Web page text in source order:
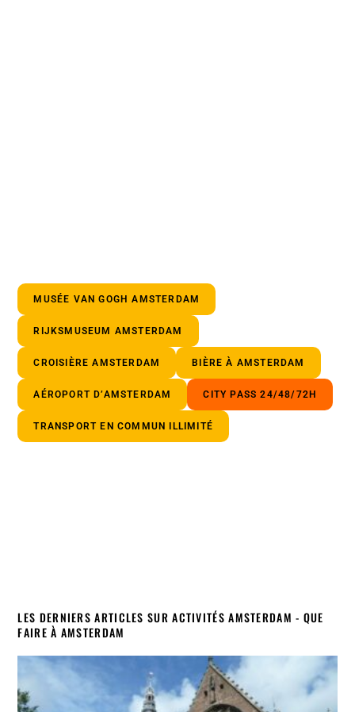
MUSÉE VAN GOGH AMSTERDAM
RIJKSMUSEUM AMSTERDAM
CROISIÈRE AMSTERDAM BIÈRE À AMSTERDAM
AÉROPORT D’AMSTERDAM CITY PASS 24/48/72H
TRANSPORT EN COMMUN ILLIMITÉ
LES DERNIERS ARTICLES SUR ACTIVITÉS AMSTERDAM - QUE
FAIRE À AMSTERDAM